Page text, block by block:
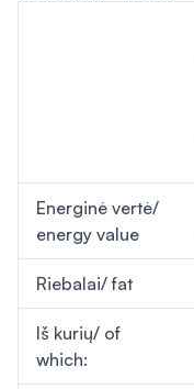
Energinė vertė/
energy value
Riebalai/ fat
Iš kurių/ of
which: